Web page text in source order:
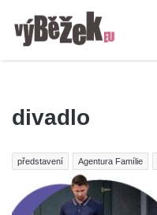
divadlo
představení Agentura Famílie